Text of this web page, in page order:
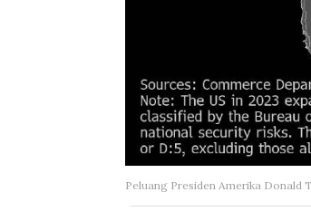
Peluang Presiden Amerika Donald